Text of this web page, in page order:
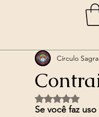
Sessão Individual
Cerimônia de Ayahuasca
Sessão de Ayahuasca Individual
Círculo
Avaliado
Se você faz